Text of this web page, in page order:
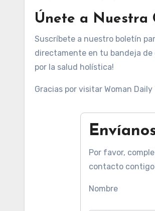
Únete a Nuestra
Suscríbete a nuestro boletín
directamente en tu bandeja de
por la salud holística!
Gracias por visitar Woman
Por favor,
contacto contigo
Nombre